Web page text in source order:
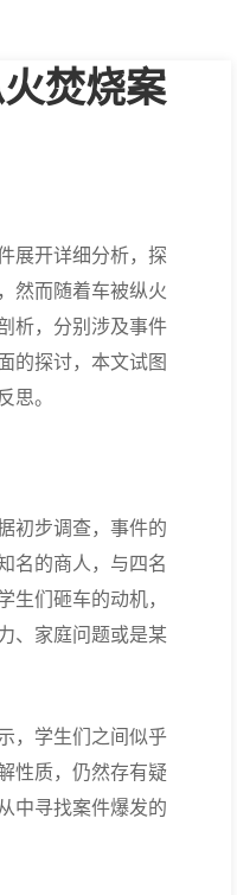
焚烧案
展开详细分析，探
然而随着车被纵火
析，分别涉及事件
的探讨，本文试图
。
初步调查，事件的
名的商人，与四名
们砸车的动机，
、家庭问题或是某
，学生们之间似乎
性质，仍然存有疑
中寻找案件爆发的